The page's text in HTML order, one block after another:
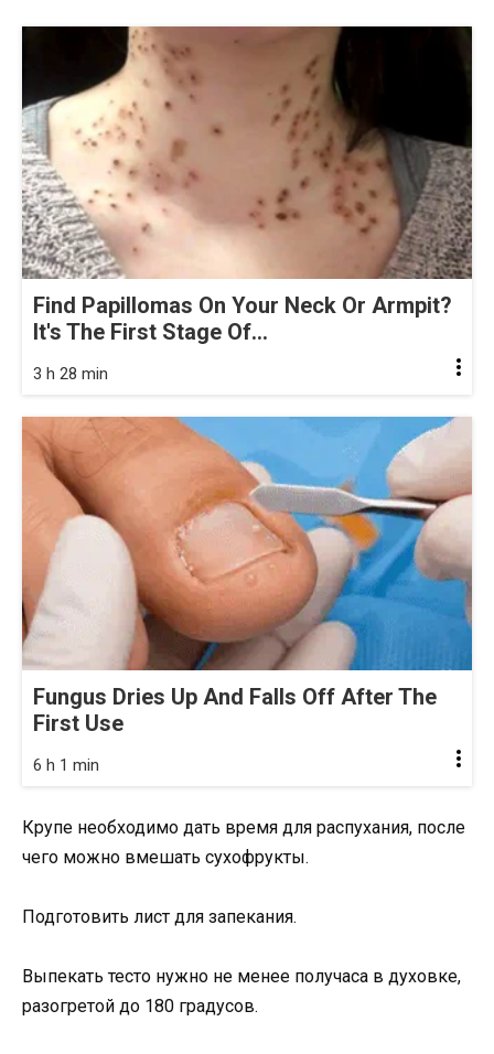
Find Papillomas On Your Neck Or Armpit?
It's The First Stage Of...
3 h 28 min
Fungus Dries Up And Falls Off After The
First Use
6 h 1 min
Крупе необходимо дать время для распухания, после
чего можно вмешать сухофрукты.
Подготовить лист для запекания.
Выпекать тесто нужно не менее получаса в духовке,
разогретой до 180 градусов.